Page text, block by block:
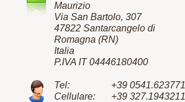
Maurizio
Via San Bartolo, 307
47822 Santarcangelo di
Romagna (RN)
Italia
P.IVA IT 04446180400
Tel:
+39 0541.623771
Cellulare:
+39 327.1943211